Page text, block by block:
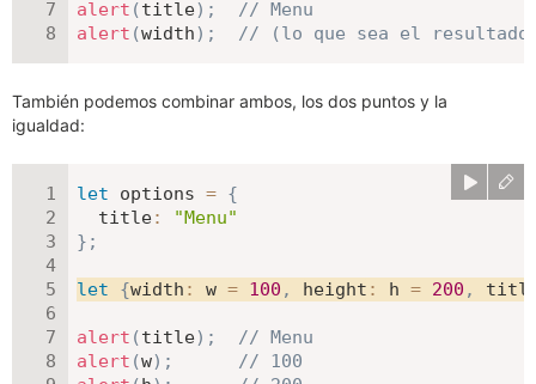
alert (title) ;
// Menu
alert (width) ; // (lo que sea el resultado
También podemos combinar ambos, los dos puntos y la
igualdad:
let options = {
title:
"Menu"
} ;
let {width : w = 100 , height : h = 200 ,
alert (title) ;
// Menu
alert (w) ;
// 100